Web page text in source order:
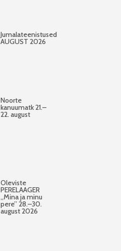
Jumalateenistused
AUGUST 2026
Noorte
kanuumatk 21.–
22. august
Oleviste
PERELAAGER
„Mina ja minu
pere” 28.–30.
august 2026